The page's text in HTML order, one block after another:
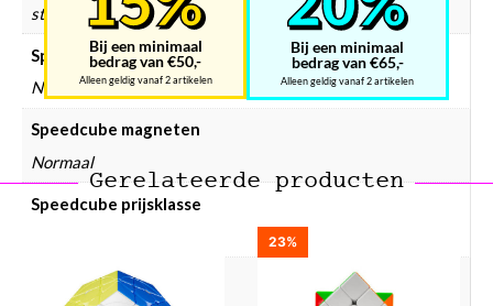
stickerless
Speedcube bundels
Nee
Speedcube magneten
Normaal
Speedcube prijsklasse
Speedcube WCA puzzels
Bij een minimaal
bedrag van €50,-
Alleen geldig vanaf 2 artikelen
Bij een minimaal
bedrag van €65,-
Alleen geldig vanaf 2 artikelen
Gerelateerde producten
23%